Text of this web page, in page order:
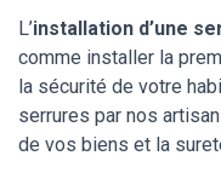
L’installation d’une
comme installer la
la sécurité de votre
serrures par nos
de vos biens et la